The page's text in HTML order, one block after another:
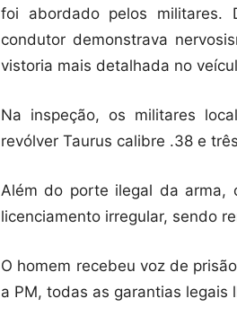
foi abordado pelos militares.
condutor demonstrava
vistoria mais detalhada no
Na inspeção, os militares
revólver Taurus calibre .38 e
Além do porte ilegal da arma,
licenciamento irregular, sendo
O homem recebeu voz de
a PM, todas as garantias legais